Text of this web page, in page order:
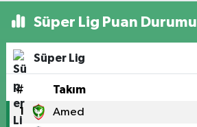
Süper Lig Puan Durumu
Süper Lig
# Takım
1 Amed